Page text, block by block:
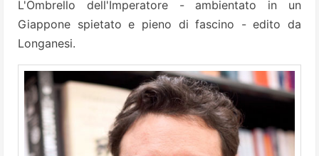
L'Ombrello dell'Imperatore - ambientato in un
Giappone spietato e pieno di fascino - edito da
Longanesi.